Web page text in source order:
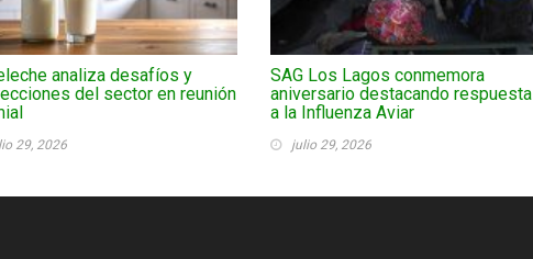
analiza desafíos y
del sector en reunión
29, 2026
SAG Los Lagos conmemora
aniversario destacando respuesta
a la Influenza Aviar
julio 29, 2026